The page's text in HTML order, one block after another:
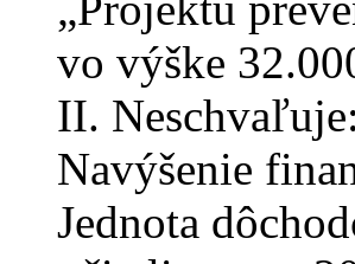
vo výške
II. Neschvaľuje:
Navýšenie
Jednota